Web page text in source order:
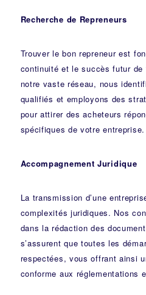
Recherche de Repreneurs
Trouver le bon repreneur est
continuité et le succès futur de
notre vaste réseau, nous
qualifiés et employons des
pour attirer des acheteurs
spécifiques de votre entreprise.
Accompagnement Juridique
La transmission d’une
complexités juridiques. Nos
dans la rédaction des
s’assurent que toutes les
respectées, vous offrant ainsi
conforme aux réglementations